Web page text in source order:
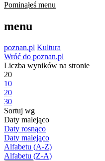
Pominąłeś menu
menu
poznan.pl Kultura
Wróć do poznan.pl
Liczba wyników na stronie
20
10
20
30
Sortuj wg
Daty malejąco
Daty rosnąco
Daty malejąco
Alfabetu (A-Z)
Alfabetu (Z-A)